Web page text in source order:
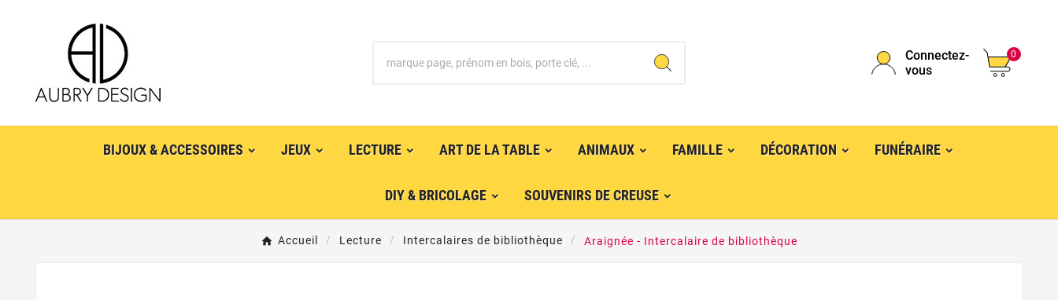
Connectez-
vous
0
BIJOUX & ACCESSOIRES JEUX LECTURE ART DE LA TABLE ANIMAUX FAMILLE DÉCORATION FUNÉRAIRE
DIY & BRICOLAGE SOUVENIRS DE CREUSE
Accueil Lecture Intercalaires de bibliothèque Araignée - Intercalaire de bibliothèque